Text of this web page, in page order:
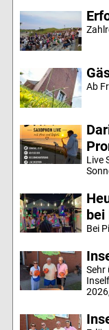
Ab
Live
bei
Bei
Sehr